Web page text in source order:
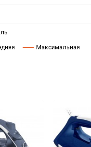
Максимальная